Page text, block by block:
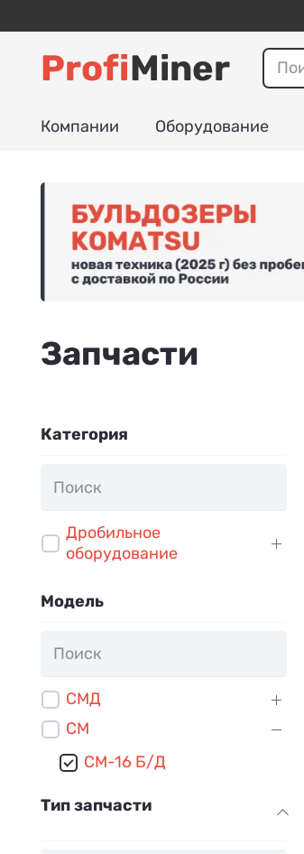
ProfiMiner
Компании Оборудование
Запчасти
Категория
Дробильное
оборудование
Модель
СМД
СМ
СМ-16 Б/Д
Тип запчасти